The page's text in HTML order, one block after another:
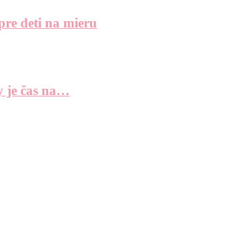
deti na mieru
je čas na…